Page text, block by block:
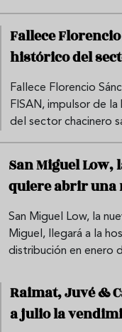
Fallece
histórico del
Fallece Florencio
FISAN, impulsor de
del sector chacinero
San Miguel Low,
quiere abrir una
San Miguel Low, la
Miguel, llegará a la
distribución en enero
Raimat, Juvé &
a julio la